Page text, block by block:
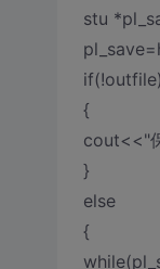
stu
if(!outfile)
{
cout<<"
}
else
{